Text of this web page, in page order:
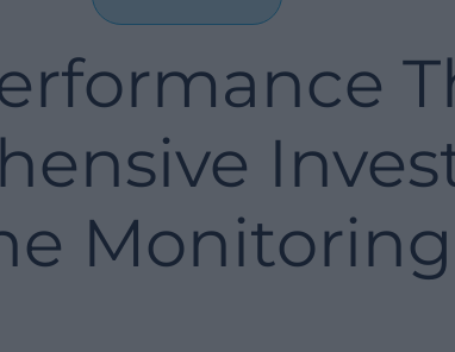
Monitoring